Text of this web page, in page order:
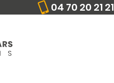
04 70 20 21 21